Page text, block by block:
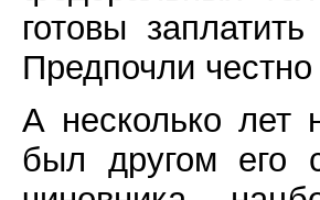
готовы
Предпочли
А несколько лет
был другом его